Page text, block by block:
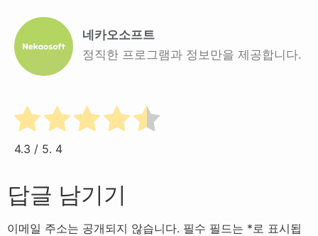
네카오소프트
정직한 프로그램과 정보만을 제공합니다.
4.3 / 5. 4
답글 남기기
이메일 주소는 공개되지 않습니다. 필수 필드는 * 로 표시됩